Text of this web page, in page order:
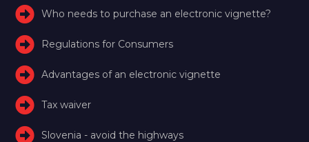
Who needs to purchase an electronic vignette?
Regulations for Consumers
Advantages of an electronic vignette
Tax waiver
Slovenia - avoid the highways